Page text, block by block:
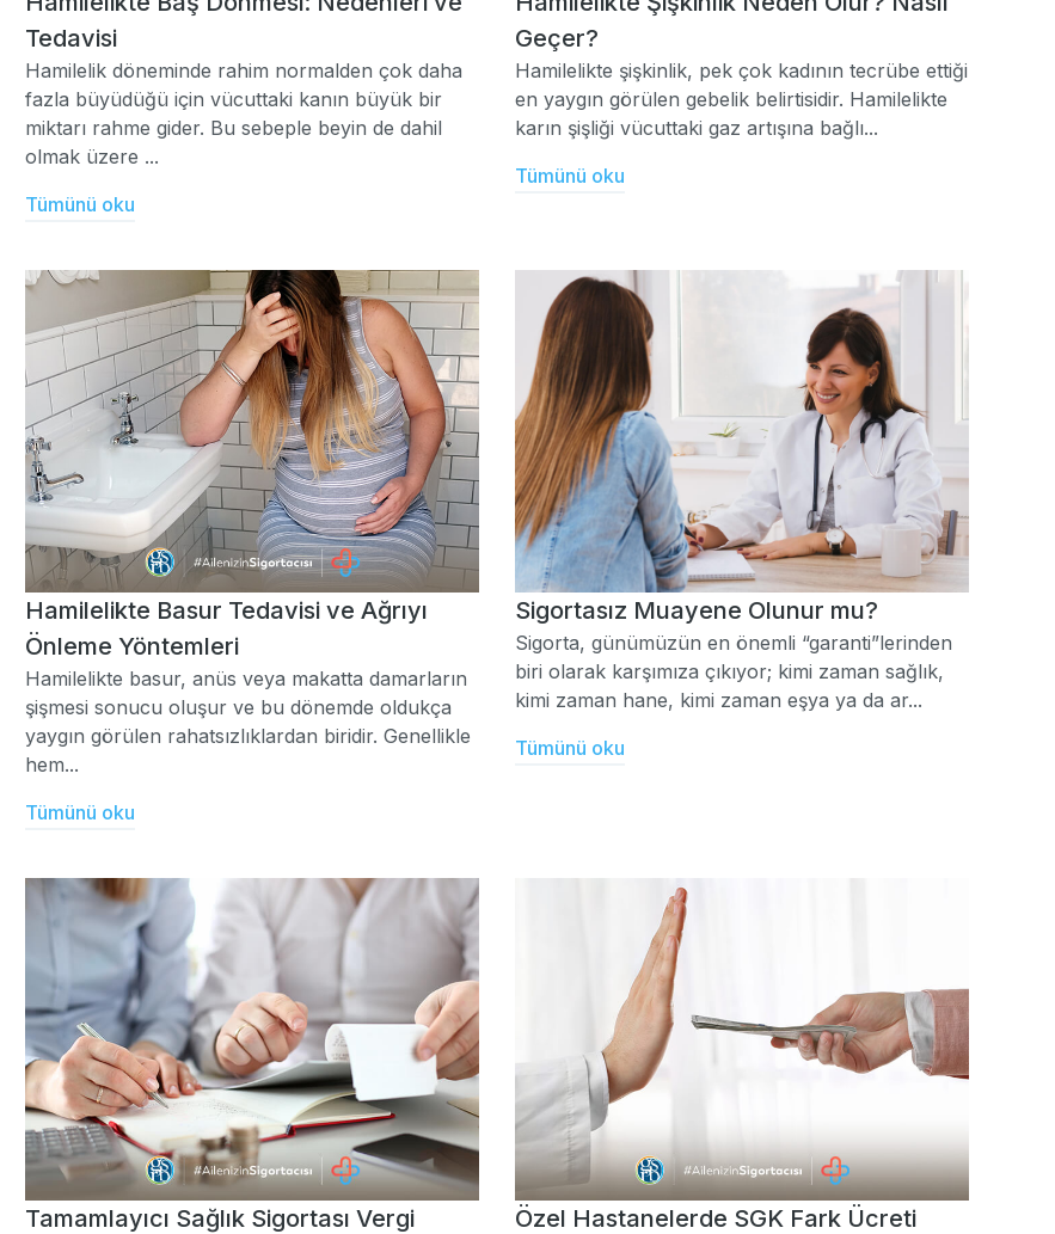
Tedavisi
Hamilelik döneminde rahim normalden çok daha
fazla büyüdüğü için vücuttaki kanın büyük bir
miktarı rahme gider. Bu sebeple beyin de dahil
olmak üzere ...
Tümünü oku
Geçer?
Hamilelikte şişkinlik, pek çok kadının tecrübe ettiği
en yaygın görülen gebelik belirtisidir. Hamilelikte
karın şişliği vücuttaki gaz artışına bağlı...
Tümünü oku
Hamilelikte Basur Tedavisi ve Ağrıyı
Önleme Yöntemleri
Hamilelikte basur, anüs veya makatta damarların
şişmesi sonucu oluşur ve bu dönemde oldukça
yaygın görülen rahatsızlıklardan biridir. Genellikle
hem...
Tümünü oku
Sigortasız Muayene Olunur mu?
Sigorta, günümüzün en önemli “garanti”lerinden
biri olarak karşımıza çıkıyor; kimi zaman sağlık,
kimi zaman hane, kimi zaman eşya ya da ar...
Tümünü oku
Tamamlayıcı Sağlık Sigortası Vergi
Özel Hastanelerde SGK Fark Ücreti